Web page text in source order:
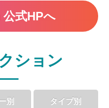
式HPへ
ション
別 タイプ別